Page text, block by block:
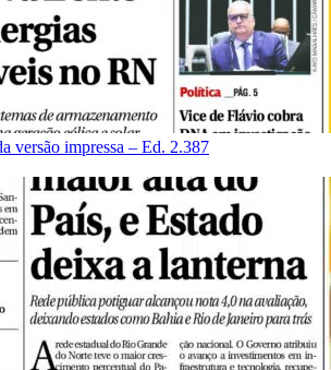
versão impressa – Ed. 2.387